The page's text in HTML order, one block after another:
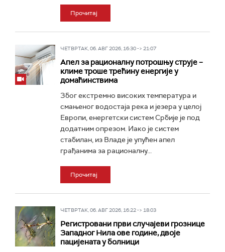
Прочитај
ЧЕТВРТАК, 06. АВГ 2026, 16:30 -> 21:07
Апел за рационалну потрошњу струје –
климе троше трећину енергије у
домаћинствима
Због екстремно високих температура и
смањеног водостаја река и језера у целој
Европи, енергетски систем Србије је под
додатним опрезом. Иако је систем
стабилан, из Владе је упућен апел
грађанима за рационалну...
Прочитај
ЧЕТВРТАК, 06. АВГ 2026, 16:22 -> 18:03
Регистровани први случајеви грознице
Западног Нила ове године, двоје
пацијената у болници